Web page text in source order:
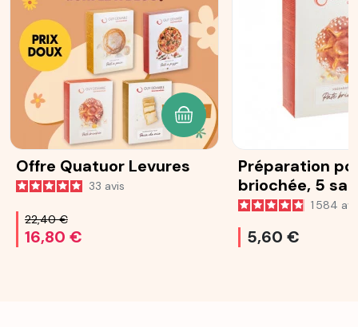
Offre Quatuor Levures
33 avis
22,40 €
16,80 €
AJOUTER AU PANIER
Préparation
briochée, 5
25 g
1 584
5,60 €